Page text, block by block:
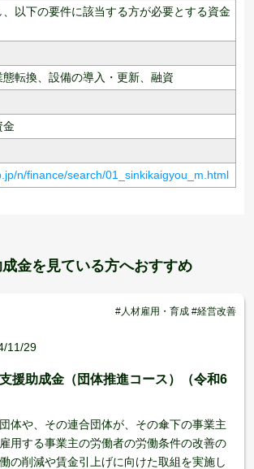
以下の要件に該当する方が必要とする資金
転換、 設備の導入・更新、 融資
金
n/finance/search/01_sinkikaigyou_m.html
金を見ている方へおすすめ
#人材雇用・育成 #経営改善
11/29
援助成金（団体推進コース）（令和6
体や、その連合団体が、その傘下の事業主
用する事業主の労働者の労働条件の改善の
の削減や賃金引上げに向けた取組を実施し